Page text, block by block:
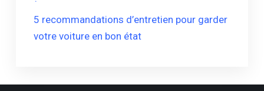
5 recommandations d’entretien pour garder
votre voiture en bon état